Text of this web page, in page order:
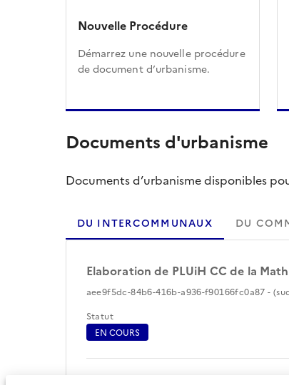
Nouvelle Procédure
Démarrez une nouvelle procédure
de document d’urbanisme.
Documents d'urbanisme
Documents d’urbanisme disponibles
DU INTERCOMMUNAUX DU
Elaboration de PLUiH CC de la
aee9f5dc-84b6-416b-a936-f90166fc0a87 -
Statut
EN COURS